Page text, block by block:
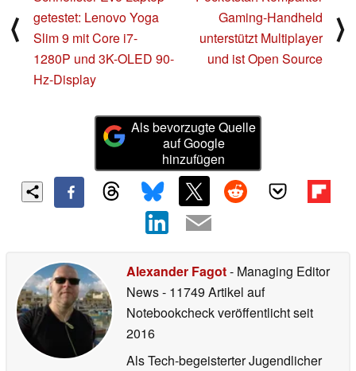
⟨
getestet: Lenovo Yoga
Slim 9 mit Core i7-
1280P und 3K-OLED 90-
Hz-Display
Gaming-Handheld
unterstützt Multiplayer
und ist Open Source
⟩
Als bevorzugte Quelle
auf Google
hinzufügen
Alexander Fagot- Managing Editor
News- 11749 Artikel auf
Notebookcheck veröffentlichtseit
2016
Als Tech-begeisterter Jugendlicher